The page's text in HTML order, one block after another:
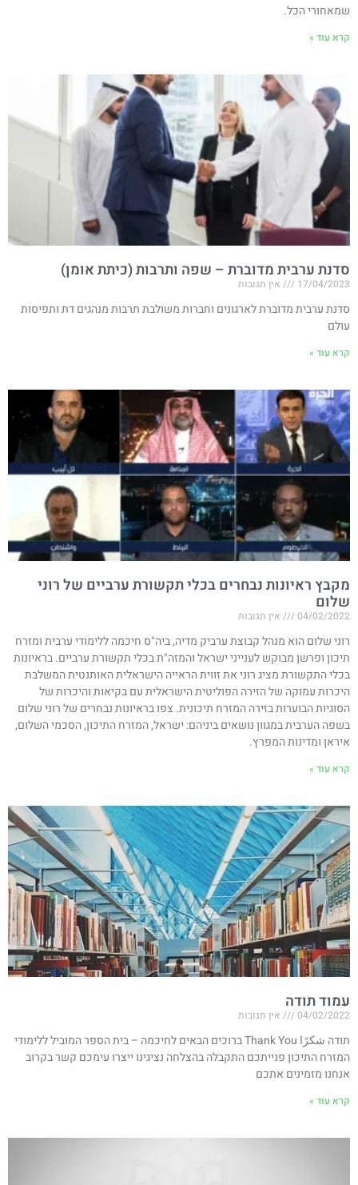
שמאחורי הכל.
קרא עוד »
סדנת ערבית מדוברת – שפה ותרבות (כיתת אומן)
17/04/2023 אין תגובות
סדנת ערבית מדוברת לארגונים וחברות משולבת תרבות מנהגים דת ותפיסות
עולם
קרא עוד »
מקבץ ראיונות נבחרים בכלי תקשורת ערביים של רוני
שלום
04/02/2022 אין תגובות
רוני שלום הוא מנהל קבוצת ערביק מדיה, ביה"ס חיכמה ללימודי ערבית ומזרח
תיכון ופרשן מבוקש לענייני ישראל והמזה"ת בכלי תקשורת ערביים. בראיונות
בכלי התקשורת מציג רוני את זווית הראייה הישראלית האותנטית המשלבת
היכרות עמוקה של הזירה הפוליטית הישראלית עם בקיאות והיכרות של
הסוגיות הבוערות בזירה המזרח תיכונית. צפו בראיונות נבחרים של רוני שלום
בשפה הערבית במגוון נושאים ביניהם: ישראל, המזרח התיכון, הסכמי השלום,
איראן ומדינות המפרץ.
קרא עוד »
עמוד תודה
04/02/2022 אין תגובות
תודה شكرًا Thank You ברוכים הבאים לחיכמה – בית הספר המוביל ללימודי
המזרח התיכון פנייתכם התקבלה בהצלחה נציגינו ייצרו עימכם קשר בקרוב
אנחנו מזמינים אתכם
קרא עוד »